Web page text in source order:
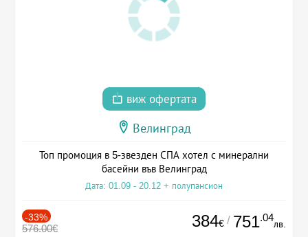
виж офертата
Велинград
Топ промоция в 5-звезден СПА хотел с минерални
басейни във Велинград
Дата: 01.09 - 20.12 + полупансион
-33%
576.00€ 384€ / 751.04
лв.